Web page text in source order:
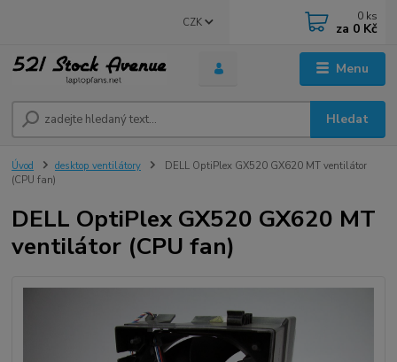
Menu
CZK
Hledat
0 ks
za 0 Kč
Úvod desktop ventilátory
DELL OptiPlex GX520 GX620 MT ventilátor
(CPU fan)
DELL OptiPlex GX520 GX620 MT
ventilátor (CPU fan)